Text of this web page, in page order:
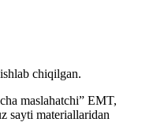
chiqilgan.
maslahatchi” EMT,
sayti materiallaridan